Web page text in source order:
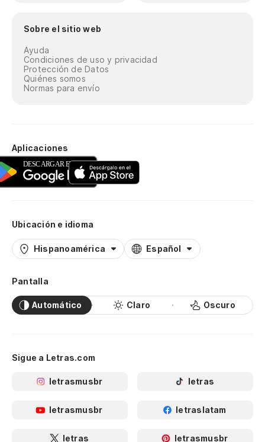
Sobre el sitio web
Ayuda
Condiciones de uso y privacidad
Protección de Datos
Quiénes somos
Normas para envío
Aplicaciones
Ubicación e idioma
Hispanoamérica Español
Pantalla
Automático Claro Oscuro
Sigue a Letras.com
letrasmusbr letras
letrasmusbr letraslatam
letras letrasmusbr